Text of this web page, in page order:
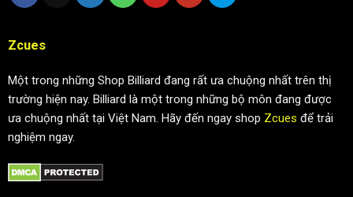
Zcues
Một trong những Shop Billiard đang rất ưa chuộng nhất trên thị
trường hiện nay. Billiard là một trong những bộ môn đang được
ưa chuộng nhất tại Việt Nam. Hãy đến ngay shop Zcues để trải
nghiệm ngay.